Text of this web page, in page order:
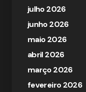
julho 2026
junho 2026
maio 2026
abril 2026
março 2026
fevereiro 2026